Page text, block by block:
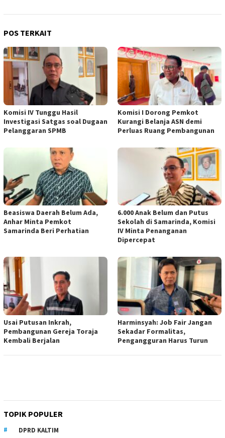
POS TERKAIT
Komisi IV Tunggu Hasil
Investigasi Satgas soal Dugaan
Pelanggaran SPMB
Komisi I Dorong Pemkot
Kurangi Belanja ASN demi
Perluas Ruang Pembangunan
Beasiswa Daerah Belum Ada,
Anhar Minta Pemkot
Samarinda Beri Perhatian
6.000 Anak Belum dan Putus
Sekolah di Samarinda, Komisi
IV Minta Penanganan
Dipercepat
Usai Putusan Inkrah,
Pembangunan Gereja Toraja
Kembali Berjalan
Harminsyah: Job Fair Jangan
Sekadar Formalitas,
Pengangguran Harus Turun
TOPIK POPULER
DPRD KALTIM